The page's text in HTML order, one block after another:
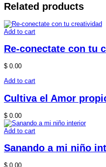
Related products
Add to cart
Re-conectate con tu
$ 0.00
Add to cart
Cultiva el Amor
$ 0.00
Add to cart
Sanando a mi niño
$ 0.00